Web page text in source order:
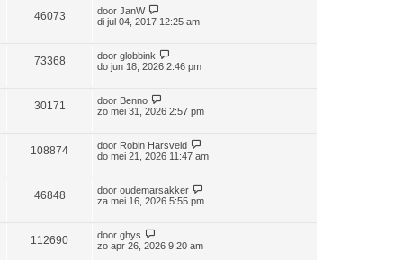
46073 door JanW
di jul 04, 2017 12:25 am
73368 door globbink
do jun 18, 2026 2:46 pm
30171 door Benno
zo mei 31, 2026 2:57 pm
108874 door Robin Harsveld
do mei 21, 2026 11:47 am
46848 door oudemarsakker
za mei 16, 2026 5:55 pm
112690 door ghys
zo apr 26, 2026 9:20 am